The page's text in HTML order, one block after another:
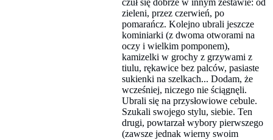
zieleni, przez czerwień, po
pomarańcz. Kolejno ubrali jeszcze
kominiarki (z dwoma otworami na
oczy i wielkim pomponem),
kamizelki w grochy z grzywami z
tiulu, rękawice bez palców, pasiaste
sukienki na szelkach... Dodam, że
wcześniej, niczego nie ściągnęli.
Ubrali się na przysłowiowe cebule.
Szukali swojego stylu, siebie. Ten
drugi, powtarzał wybory pierwszego
(zawsze jednak wierny swoim